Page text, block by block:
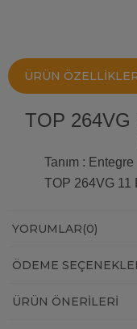
ÜRÜN
TOP 264VG
Tanım : Entegre
TOP 264VG 11
YORUMLAR(0)
ÖDEME
ÜRÜN ÖNERILERI